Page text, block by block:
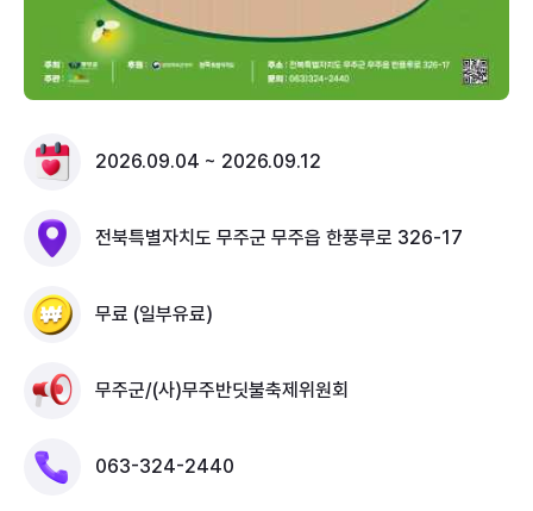
2026.09.04 ~ 2026.09.12
전북특별자치도 무주군 무주읍 한풍루로 326-17
무료 (일부유료)
무주군/(사)무주반딧불축제위원회
063-324-2440